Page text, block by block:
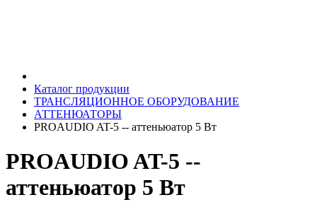
Каталог продукции
ТРАНСЛЯЦИОННОЕ ОБОРУДОВАНИЕ
АТТЕНЮАТОРЫ
PROAUDIO AT-5 -- аттеньюатор 5 Вт
PROAUDIO AT-5 --
аттеньюатор 5 Вт